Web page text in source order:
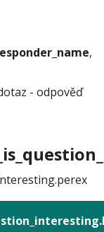
,
- odpověď